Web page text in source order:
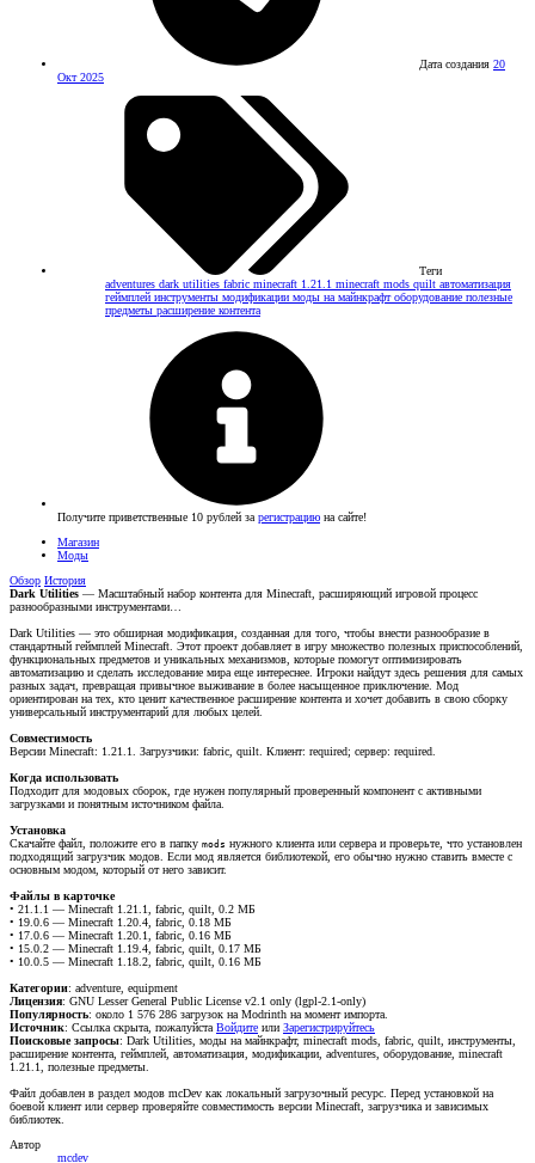
Дата создания 20
Окт 2025
Теги
adventures dark utilities fabric minecraft 1.21.1 minecraft mods quilt автоматизация
геймплей инструменты модификации моды на майнкрафтоборудование полезные
предметы расширение контента
Получите приветственные 10 рублей за регистрацию на сайте!
Магазин
Моды
Обзор История
Dark Utilities — Масштабный набор контента для Minecraft, расширяющий игровой процесс
разнообразными инструментами…
Dark Utilities — это обширная модификация, созданная для того, чтобы внести разнообразие в
стандартный геймплей Minecraft. Этот проект добавляет в игру множество полезных приспособлений,
функциональных предметов и уникальных механизмов, которые помогут оптимизировать
автоматизацию и сделать исследование мира еще интереснее. Игроки найдут здесь решения для самых
разных задач, превращая привычное выживание в более насыщенное приключение. Мод
ориентирован на тех, кто ценит качественное расширение контента и хочет добавить в свою сборку
универсальный инструментарий для любых целей.
Совместимость
Версии Minecraft: 1.21.1. Загрузчики: fabric, quilt. Клиент: required; сервер: required.
Когда использовать
Подходит для модовых сборок, где нужен популярный проверенный компонент с активными
загрузками и понятным источником файла.
Установка
Скачайте файл, положите его в папку mods нужного клиента или сервера и проверьте, что установлен
подходящий загрузчик модов. Если мод является библиотекой, его обычно нужно ставить вместе с
основным модом, который от него зависит.
Файлы в карточке
• 21.1.1 — Minecraft 1.21.1, fabric, quilt, 0.2 МБ
• 19.0.6 — Minecraft 1.20.4, fabric, 0.18 МБ
• 17.0.6 — Minecraft 1.20.1, fabric, 0.16 МБ
• 15.0.2 — Minecraft 1.19.4, fabric, quilt, 0.17 МБ
• 10.0.5 — Minecraft 1.18.2, fabric, quilt, 0.16 МБ
Категории: adventure, equipment
Лицензия: GNU Lesser General Public License v2.1 only (lgpl-2.1-only)
Популярность: около 1 576 286 загрузок на Modrinth на момент импорта.
Источник: Ссылка скрыта, пожалуйста Войдите или Зарегистрируйтесь
Поисковые запросы: Dark Utilities, моды на майнкрафт, minecraft mods, fabric, quilt, инструменты,
расширение контента, геймплей, автоматизация, модификации, adventures, оборудование, minecraft
1.21.1, полезные предметы.
Файл добавлен в раздел модов mcDev как локальный загрузочный ресурс. Перед установкой на
боевой клиент или сервер проверяйте совместимость версии Minecraft, загрузчика и зависимых
библиотек.
Автор
mcdev